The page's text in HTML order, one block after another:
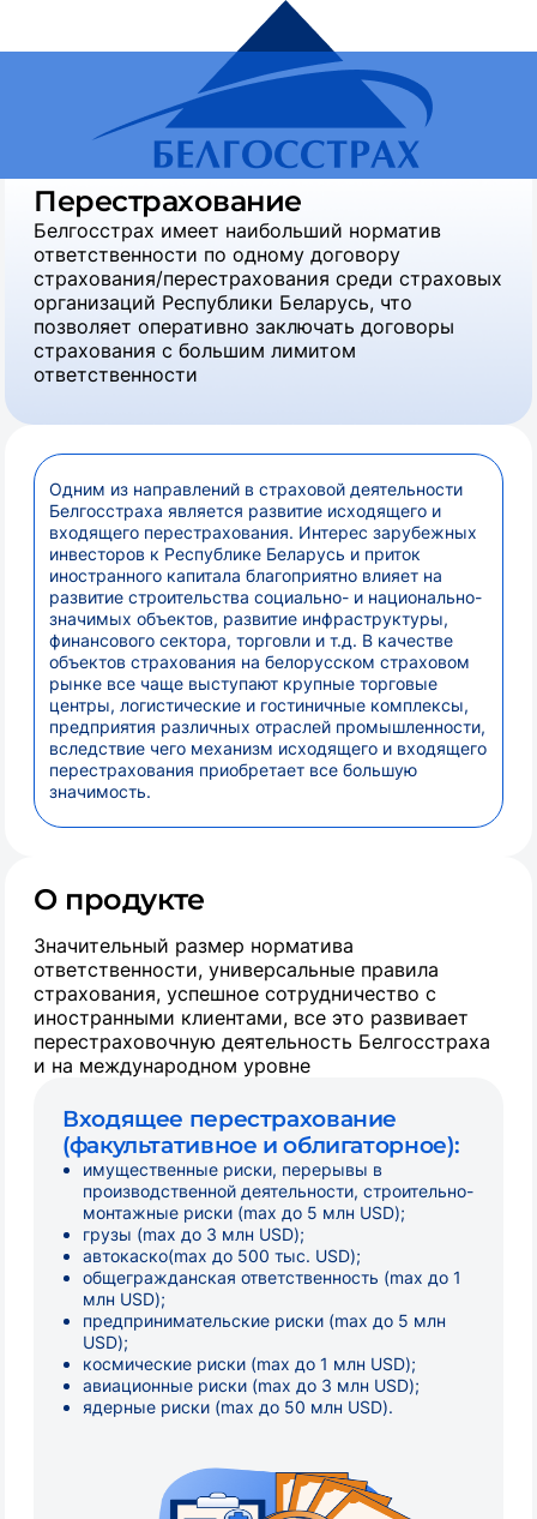
Белгосстрах, страховая компания Бизнесу
Перестрахование
Белгосстрах имеет наибольший норматив
ответственности по одному договору
страхования/перестрахования среди страховых
организаций Республики Беларусь, что
позволяет оперативно заключать договоры
страхования с большим лимитом
ответственности
Одним из направлений в страховой деятельности
Белгосстраха является развитие исходящего и
входящего перестрахования. Интерес зарубежных
инвесторов к Республике Беларусь и приток
иностранного капитала благоприятно влияет на
развитие строительства социально- и национально-
значимых объектов, развитие инфраструктуры,
финансового сектора, торговли и т.д. В качестве
объектов страхования на белорусском страховом
рынке все чаще выступают крупные торговые
центры, логистические и гостиничные комплексы,
предприятия различных отраслей промышленности,
вследствие чего механизм исходящего и входящего
перестрахования приобретает все большую
значимость.
О продукте
Значительный размер норматива
ответственности, универсальные правила
страхования, успешное сотрудничество с
иностранными клиентами, все это развивает
перестраховочную деятельность Белгосстраха
и на международном уровне
Входящее перестрахование
(факультативное и облигаторное):
имущественные риски, перерывы в
производственной деятельности, строительно-
монтажные риски (max до 5 млн USD);
грузы (max до 3 млн USD);
автокаско(max до 500 тыс. USD);
общегражданская ответственность (max до 1
млн USD);
предпринимательские риски (max до 5 млн
USD);
космические риски (max до 1 млн USD);
авиационные риски (max до 3 млн USD);
ядерные риски (max до 50 млн USD).